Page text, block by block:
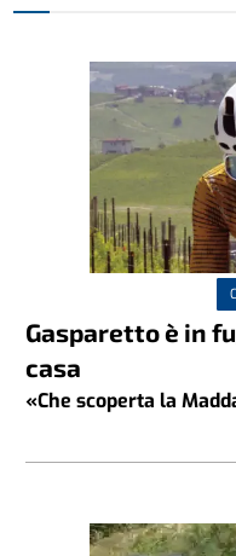
Gasparetto è in
casa
«Che scoperta la